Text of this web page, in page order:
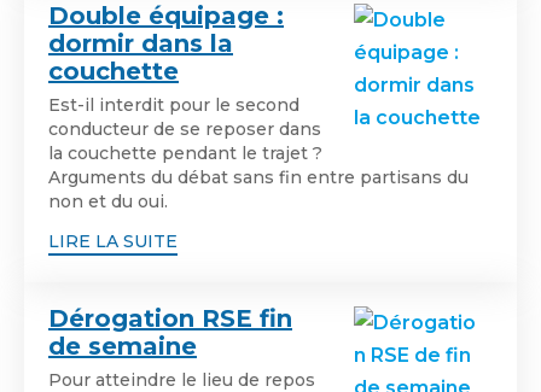
Double équipage :
dormir dans la
couchette
Est-il interdit pour le second
conducteur de se reposer dans
la couchette pendant le trajet ?
Arguments du débat sans fin entre partisans du
non et du oui.
LIRE LA SUITE
Dérogation RSE fin
de semaine
Pour atteindre le lieu de repos